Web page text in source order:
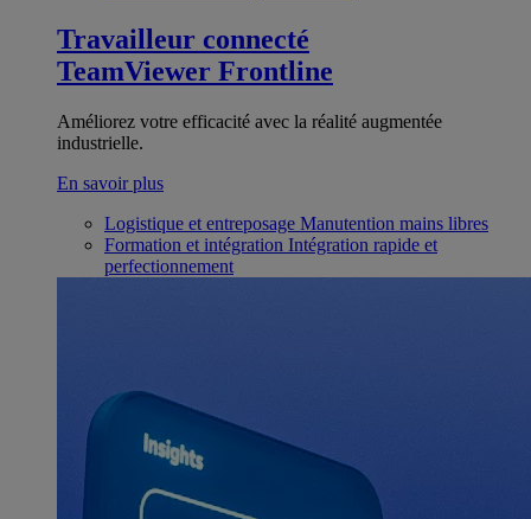
Travailleur connecté
TeamViewer Frontline
Améliorez votre efficacité avec la réalité augmentée
industrielle.
En savoir plus
Logistique et entreposage Manutention mains libres
Formation et intégration Intégration rapide et
perfectionnement